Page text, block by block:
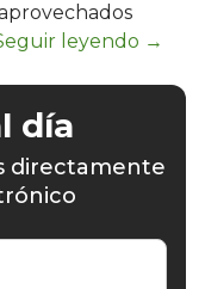
día
directamente